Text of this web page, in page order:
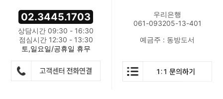
02.3445.1703
상담시간 09:30 - 16:30
점심시간 12:30 - 13:30
토,일요일/공휴일 휴무
우리은행
061-093205-13-401
예금주 : 동방도서